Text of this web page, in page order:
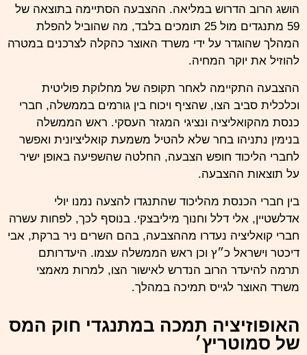
הושג הרוב הדרוש במליאה. ההצבעה הסתיימה בתוצאה של
59 מתנגדים מול 25 תומכים בלבד, מה שהוביל להפלת
המהלך שהוגדר על ידי משרד האוצר כהקלה לצרכנים במטרה
להוזיל את יוקר המחיה.
ההצבעה התקיימה לאחר תקופה של מחלוקת פוליטית
וכלכלית סביב הצו, שהציף ויכוח בין גורמים בממשלה, חברי
כנסת מהקואליציה ונציגי המגזר העסקי. ראש הממשלה
בנימין נתניהו בחר שלא להטיל משמעת קואליציונית ואפשר
לחברי הליכוד חופש הצבעה, החלטה שהשפיעה באופן ישיר
על תוצאות ההצבעה.
בין חברי הכנסת מהליכוד שהתנגדו להצעה נמנו יולי
אדלשטיין, אלי דלל וחנוך מיליבצקי. בנוסף לכך, לפחות עשרה
חברי קואליציה נעדרו מההצבעה, בהם השרים נירברקת, אבי
דיכטר וישראל כ״ץ וכן ראש הממשלה עצמו. היעדרותם
תרמה להיעדר הרוב הנדרש לאישור הצו, למרות מאמצי
משרד האוצר לגייס תמיכה במהלך.
האופוזיציה תמכה במתנגדי חוק המס
של סמוטריץ׳